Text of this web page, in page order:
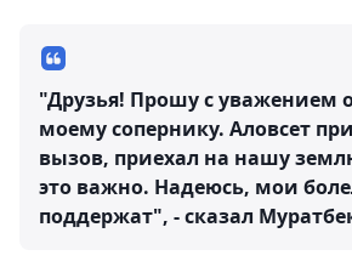
"Друзья! Прошу с уважением
моему сопернику. Аловсет
вызов, приехал на нашу
это важно. Надеюсь, мои
поддержат", - сказал